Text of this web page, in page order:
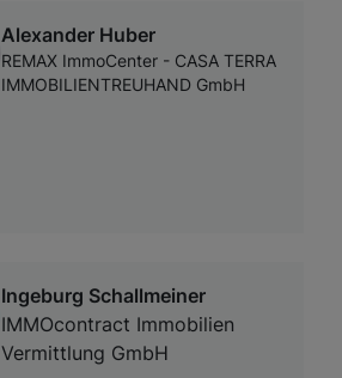
Alexander Huber
REMAX ImmoCenter - CASA TERRA
IMMOBILIENTREUHAND GmbH
Ingeburg Schallmeiner
IMMOcontract Immobilien
Vermittlung GmbH